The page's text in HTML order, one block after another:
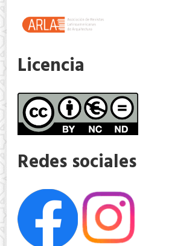
Licencia
Redes sociales